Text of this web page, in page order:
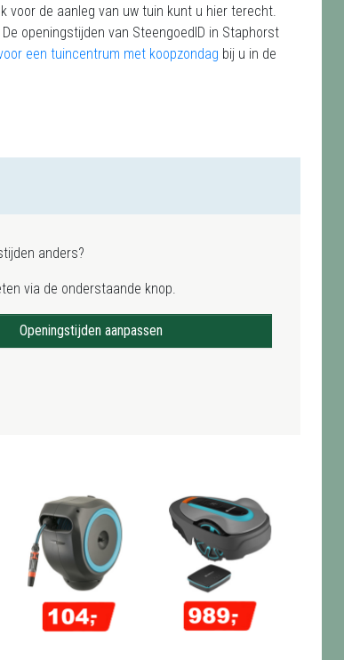
voor de aanleg van uw tuin kunt u hier terecht.
openingstijden van SteengoedID in Staphorst
een tuincentrum met koopzondag bij u in de
anders?
via de onderstaande knop.
Openingstijden aanpassen